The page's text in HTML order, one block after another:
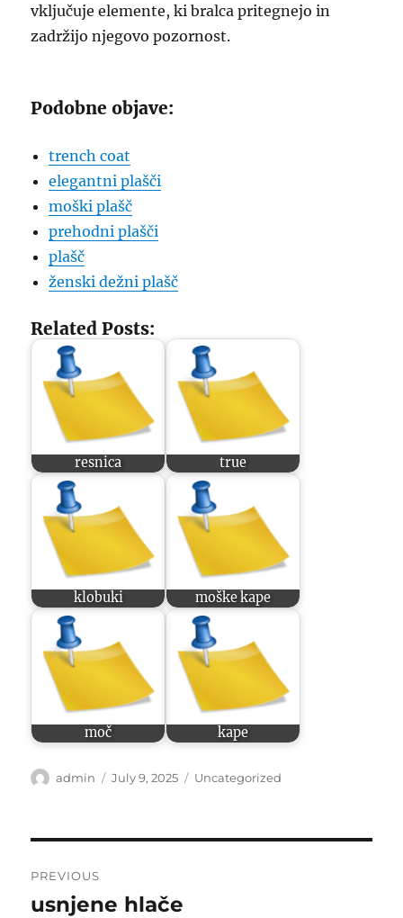
vključuje elemente, ki bralca pritegnejo in
zadržijo njegovo pozornost.
Podobne objave:
trench coat
elegantni plašči
moški plašč
prehodni plašči
plašč
ženski dežni plašč
Related Posts:
resnica true
klobuki moške kape
moč kape
Author
admin
Posted
July 9, 2025 Categories
Uncategorized
navigation
PREVIOUS
Previous
usnjene hlače